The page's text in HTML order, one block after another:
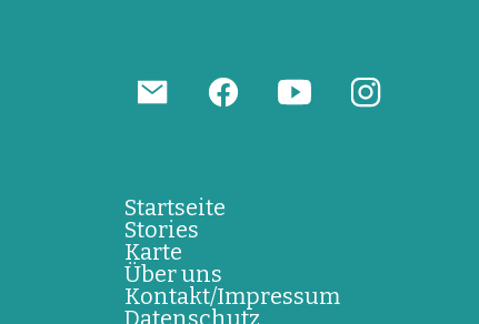
Startseite
Stories
Karte
Über uns
Kontakt/Impressum
Datenschutz